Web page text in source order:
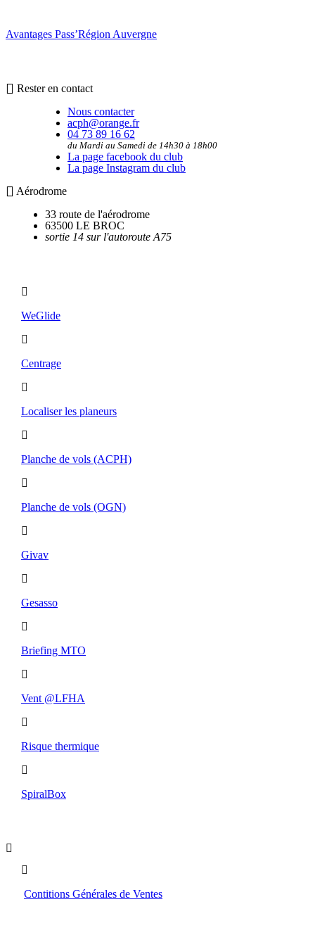
Avantages Pass’Région Auvergne
Rester en contact
Nous contacter
acph@orange.fr
04 73 89 16 62
du Mardi au Samedi de 14h30 à 18h00
La page facebook du club
La page Instagram du club
Aérodrome
33 route de l'aérodrome
63500 LE BROC
sortie 14 sur l'autoroute A75
WeGlide
Centrage
Localiser les planeurs
Planche de vols (ACPH)
Planche de vols (OGN)
Givav
Gesasso
Briefing MTO
Vent @LFHA
Risque thermique
SpiralBox
Contitions Générales de Ventes